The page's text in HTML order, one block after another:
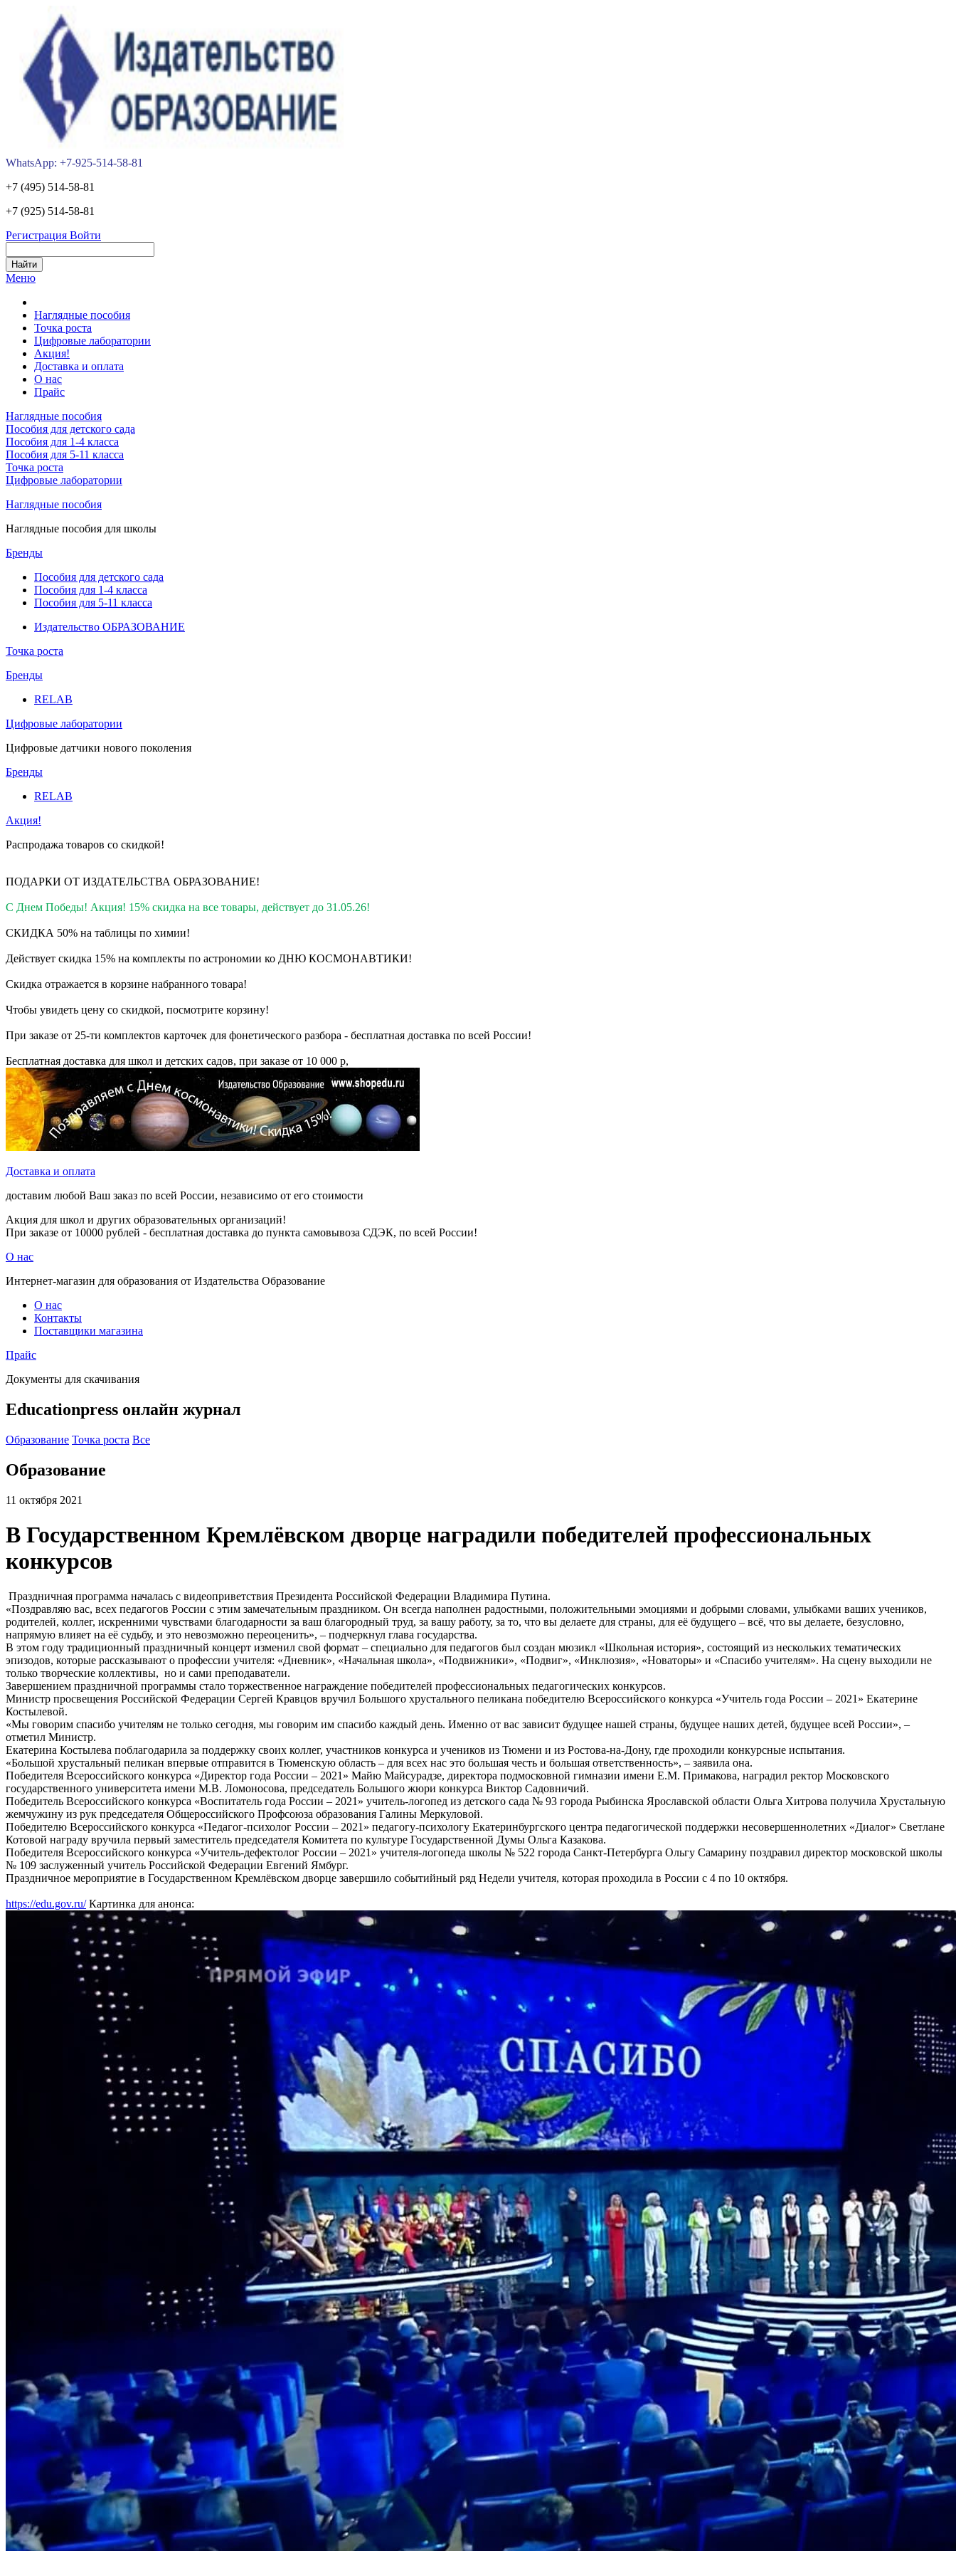
WhatsApp: +7-925-514-58-81
+7 (495) 514-58-81
+7 (925) 514-58-81
Регистрация Войти
Меню
Наглядные пособия
Точка роста
Цифровые лаборатории
Акция!
Доставка и оплата
О нас
Прайс
Наглядные пособия
Пособия для детского сада
Пособия для 1-4 класса
Пособия для 5-11 класса
Точка роста
Цифровые лаборатории
Наглядные пособия
Наглядные пособия для школы
Бренды
Пособия для детского сада
Пособия для 1-4 класса
Пособия для 5-11 класса
Издательство ОБРАЗОВАНИЕ
Точка роста
Бренды
RELAB
Цифровые лаборатории
Цифровые датчики нового поколения
Бренды
RELAB
Акция!
Распродажа товаров со скидкой!
ПОДАРКИ ОТ ИЗДАТЕЛЬСТВА ОБРАЗОВАНИЕ!
С Днем Победы! Акция! 15% скидка на все товары, действует до 31.05.26!
СКИДКА 50% на таблицы по химии!
Действует скидка 15% на комплекты по астрономии ко ДНЮ КОСМОНАВТИКИ!
Скидка отражается в корзине набранного товара!
Чтобы увидеть цену со скидкой, посмотрите корзину!
При заказе от 25-ти комплектов карточек для фонетического разбора - бесплатная доставка по всей России!
Бесплатная доставка для школ и детских садов, при заказе от 10 000 р,
Доставка и оплата
доставим любой Ваш заказ по всей России, независимо от его стоимости
Акция для школ и других образовательных организаций!
При заказе от 10000 рублей - бесплатная доставка до пункта самовывоза СДЭК, по всей России!
О нас
Интернет-магазин для образования от Издательства Образование
О нас
Контакты
Поставщики магазина
Прайс
Документы для скачивания
Educationpress онлайн журнал
Образование Точка роста Все
Образование
11 октября 2021
В Государственном Кремлёвском дворце наградили победителей профессиональных
конкурсов
Праздничная программа началась с видеоприветствия Президента Российской Федерации Владимира Путина.
«Поздравляю вас, всех педагогов России с этим замечательным праздником. Он всегда наполнен радостными, положительными эмоциями и добрыми словами, улыбками ваших учеников,
родителей, коллег, искренними чувствами благодарности за ваш благородный труд, за вашу работу, за то, что вы делаете для страны, для её будущего – всё, что вы делаете, безусловно,
напрямую влияет на её судьбу, и это невозможно переоценить», – подчеркнул глава государства.
В этом году традиционный праздничный концерт изменил свой формат – специально для педагогов был создан мюзикл «Школьная история», состоящий из нескольких тематических
эпизодов, которые рассказывают о профессии учителя: «Дневник», «Начальная школа», «Подвижники», «Подвиг», «Инклюзия», «Новаторы» и «Спасибо учителям». На сцену выходили не
только творческие коллективы, но и сами преподаватели.
Завершением праздничной программы стало торжественное награждение победителей профессиональных педагогических конкурсов.
Министр просвещения Российской Федерации Сергей Кравцов вручил Большого хрустального пеликана победителю Всероссийского конкурса «Учитель года России – 2021» Екатерине
Костылевой.
«Мы говорим спасибо учителям не только сегодня, мы говорим им спасибо каждый день. Именно от вас зависит будущее нашей страны, будущее наших детей, будущее всей России», –
отметил Министр.
Екатерина Костылева поблагодарила за поддержку своих коллег, участников конкурса и учеников из Тюмени и из Ростова-на-Дону, где проходили конкурсные испытания.
«Большой хрустальный пеликан впервые отправится в Тюменскую область – для всех нас это большая честь и большая ответственность», – заявила она.
Победителя Всероссийского конкурса «Директор года России – 2021» Майю Майсурадзе, директора подмосковной гимназии имени Е.М. Примакова, наградил ректор Московского
государственного университета имени М.В. Ломоносова, председатель Большого жюри конкурса Виктор Садовничий.
Победитель Всероссийского конкурса «Воспитатель года России – 2021» учитель-логопед из детского сада № 93 города Рыбинска Ярославской области Ольга Хитрова получила Хрустальную
жемчужину из рук председателя Общероссийского Профсоюза образования Галины Меркуловой.
Победителю Всероссийского конкурса «Педагог-психолог России – 2021» педагогу-психологу Екатеринбургского центра педагогической поддержки несовершеннолетних «Диалог» Светлане
Котовой награду вручила первый заместитель председателя Комитета по культуре Государственной Думы Ольга Казакова.
Победителя Всероссийского конкурса «Учитель-дефектолог России – 2021» учителя-логопеда школы № 522 города Санкт-Петербурга Ольгу Самарину поздравил директор московской школы
№ 109 заслуженный учитель Российской Федерации Евгений Ямбург.
Праздничное мероприятие в Государственном Кремлёвском дворце завершило событийный ряд Недели учителя, которая проходила в России с 4 по 10 октября.
https://edu.gov.ru/Картинка для анонса: